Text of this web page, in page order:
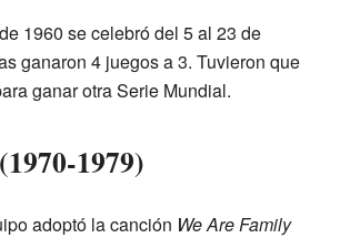
1960 se celebró del 5 al 23 de
ganaron 4 juegos a 3. Tuvieron que
ganar otra Serie Mundial.
1979)
adoptó la canción We Are Family